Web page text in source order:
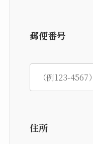
郵便番号
住所